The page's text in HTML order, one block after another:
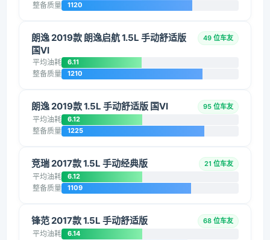
整备质量 1120
朗逸 2019款 朗逸启航 1.5L 手动舒适版
国VI
49 位车友
平均油耗 6.11
整备质量 1210
朗逸 2019款 1.5L 手动舒适版 国VI 95 位车友
平均油耗 6.12
整备质量 1225
竞瑞 2017款 1.5L 手动经典版 21 位车友
平均油耗 6.12
整备质量 1109
锋范 2017款 1.5L 手动舒适版 68 位车友
平均油耗 6.14